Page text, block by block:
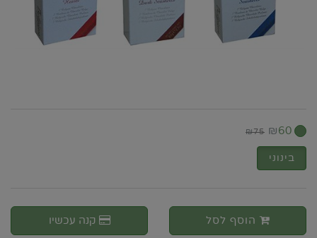
₪60
₪75
בינוני
הוסף לסל קנה עכשיו